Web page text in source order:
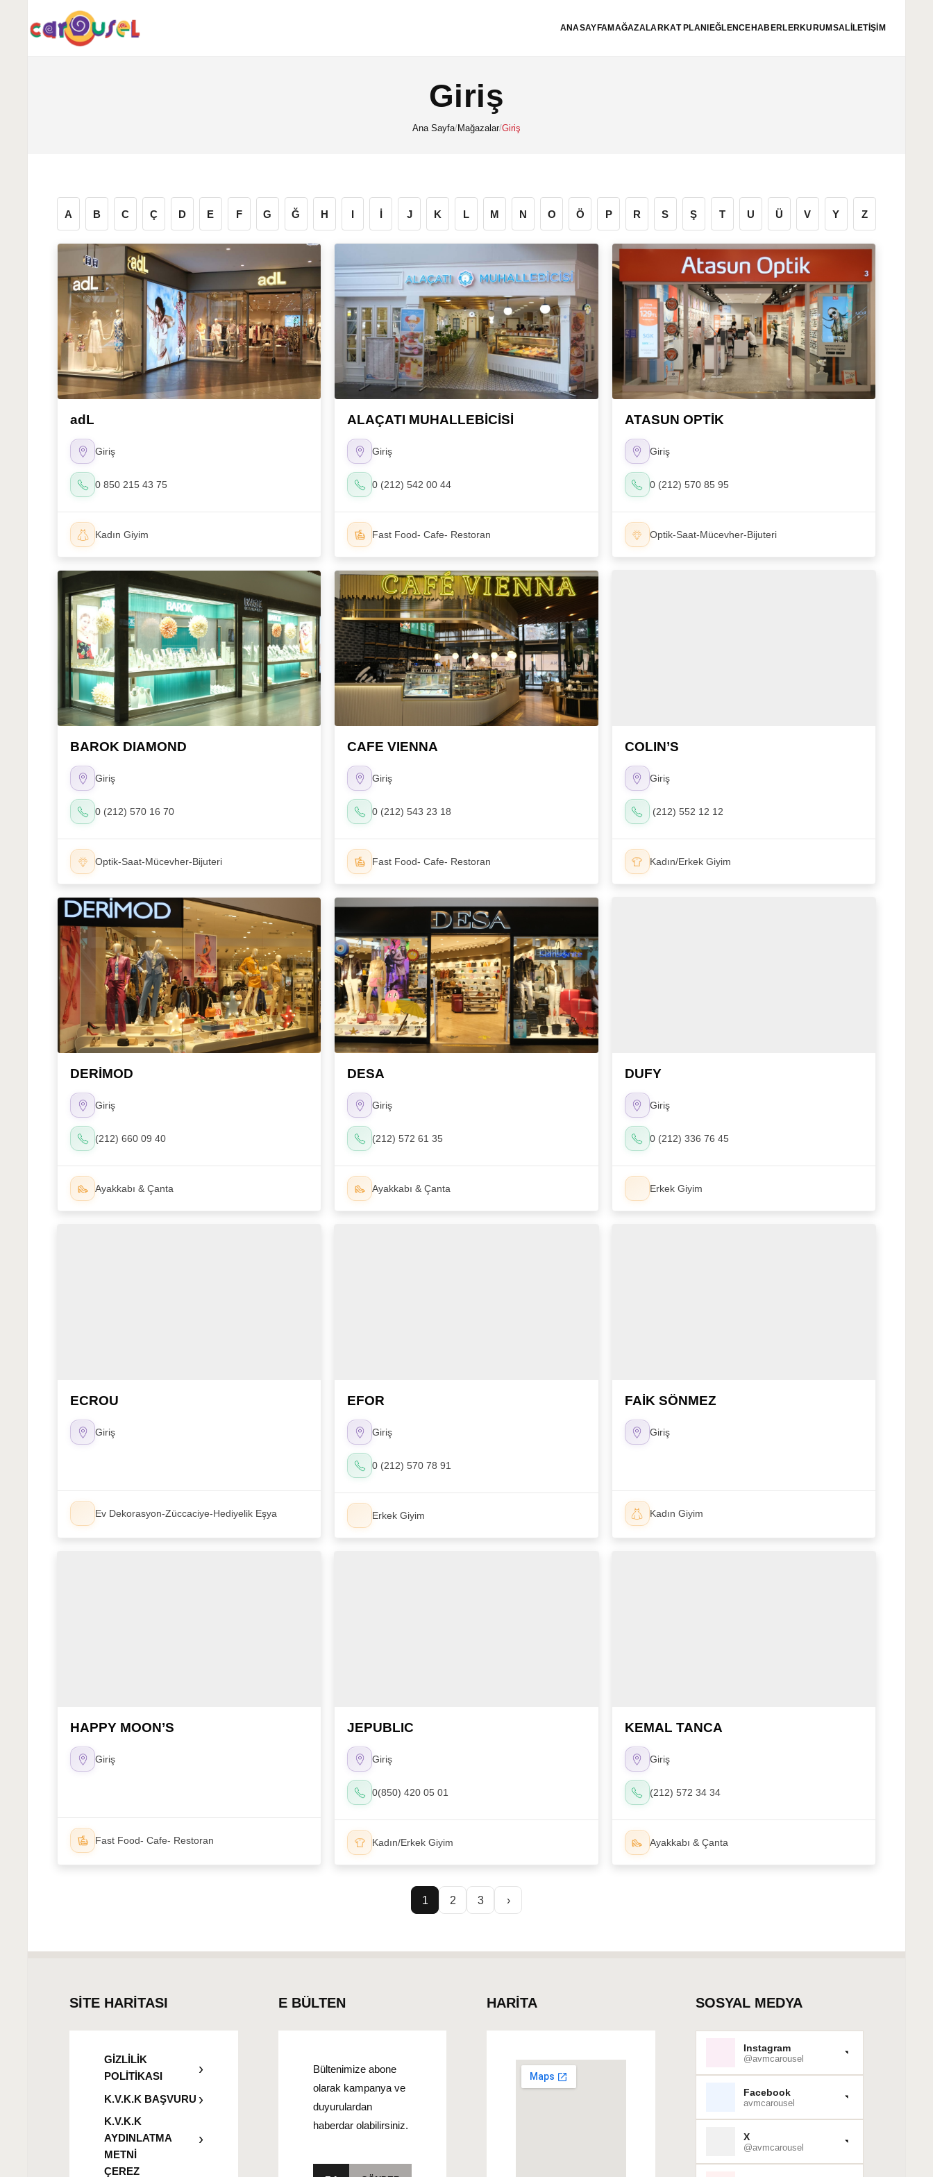
ANASAYFAMAĞAZALARKAT PLANI EĞLENCE HABERLERKURUMSAL İLETİŞİM
Giriş
Ana Sayfa/Mağazalar/Giriş
A B C Ç D E F G Ğ H I İ J K L M N O Ö P R S Ş T U Ü V Y Z
adL
Giriş
0 850 215 43 75
Kadın Giyim
ALAÇATI MUHALLEBİCİSİ
Giriş
0 (212) 542 00 44
Fast Food- Cafe- Restoran
ATASUN OPTİK
Giriş
0 (212) 570 85 95
Optik-Saat-Mücevher-Bijuteri
BAROK DIAMOND
Giriş
0 (212) 570 16 70
Optik-Saat-Mücevher-Bijuteri
CAFE VIENNA
Giriş
0 (212) 543 23 18
Fast Food- Cafe- Restoran
COLIN’S
Giriş
(212) 552 12 12
Kadın/Erkek Giyim
DERİMOD
Giriş
(212) 660 09 40
Ayakkabı & Çanta
DESA
Giriş
(212) 572 61 35
Ayakkabı & Çanta
DUFY
Giriş
0 (212) 336 76 45
Erkek Giyim
ECROU
Giriş
Ev Dekorasyon-Züccaciye-Hediyelik Eşya
EFOR
Giriş
0 (212) 570 78 91
Erkek Giyim
FAİK SÖNMEZ
Giriş
Kadın Giyim
HAPPY MOON’S
Giriş
Fast Food- Cafe- Restoran
JEPUBLIC
Giriş
0(850) 420 05 01
Kadın/Erkek Giyim
KEMAL TANCA
Giriş
(212) 572 34 34
Ayakkabı & Çanta
Yazı
1 2 3 ›
SİTE HARİTASI
GİZLİLİK
POLİTİKASI
K.V.K.K BAŞVURU
K.V.K.K
AYDINLATMA
METNİ
ÇEREZ
E BÜLTEN
Bültenimize abone
olarak kampanya ve
duyurulardan
haberdar olabilirsiniz.
HARİTA SOSYAL MEDYA
Instagram
@avmcarousel
Facebook
avmcarousel
X
@avmcarousel